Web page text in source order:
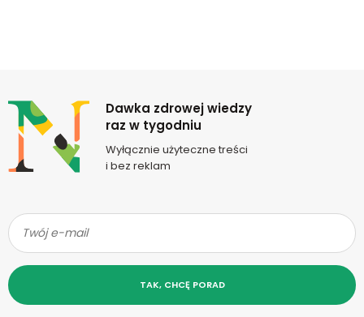
Newsletter
Dawka zdrowej wiedzy
raz w tygodniu
Wyłącznie użyteczne treści
i bez reklam
TAK, CHCĘ PORAD